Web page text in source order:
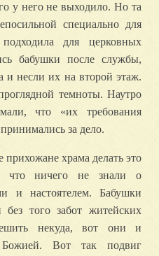
у него не выходило. Но та
специально для
для церковных
бабушки после службы,
и несли их на второй этаж.
темноты. Наутро
что «их требования
за дело.
храма делать это
что ничего не знали о
и настоятелем. Бабушки
того забот житейских
некуда, вот они и
Вот так подвиг